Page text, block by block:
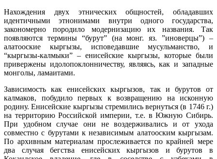
Нахождения двух этнических общностей, обладавших
идентичными этнонимами внутри одного государства,
закономерно породило модернизацию их названия. Так
появляются термины “бурут” (на монг. яз. ”иноверцы”) –
алатооские кыргызы, исповедавшие мусульманство, и
“кыргызы-калмыки” – енисейские кыргызы, которые были
привержены идолопоклонничеству, являясь, как и западные
монголы, ламаитами.
Зависимость как енисейских кыргызов, так и бурутов от
калмаков, побудило первых к возвращению на исконную
родину. Енисейские кыргызы стремились вернуться (в 1746 г.)
на территорию Российской империи, т.е. в Южную Сибирь.
При удобном случае они не воздерживались и от ухода
совместно с бурутами к независимым алатооским кыргызам.
По архивным материалам прослеживается по крайней мере
два случая бегства енисейских кыргызов и бурутов в